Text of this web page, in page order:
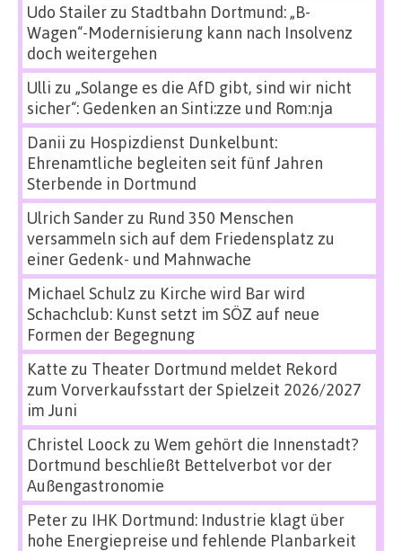
Udo Stailerzu Stadtbahn Dortmund: „B-
Wagen“-Modernisierung kann nach Insolvenz
doch weitergehen
Ulli zu „Solange es die AfD gibt, sind wir nicht
sicher“: Gedenken an Sinti:zze und Rom:nja
Danii zu Hospizdienst Dunkelbunt:
Ehrenamtliche begleiten seit fünf Jahren
Sterbende in Dortmund
Ulrich Sanderzu Rund 350 Menschen
versammeln sich auf dem Friedensplatz zu
einer Gedenk- und Mahnwache
Michael Schulz zu Kirche wird Bar wird
Schachclub: Kunst setzt im SÖZ auf neue
Formen der Begegnung
Katte zu Theater Dortmund meldet Rekord
zum Vorverkaufsstart der Spielzeit 2026/2027
im Juni
Christel Loock zu Wem gehört die Innenstadt?
Dortmund beschließt Bettelverbot vor der
Außengastronomie
Peterzu IHK Dortmund: Industrie klagt über
hohe Energiepreise und fehlende Planbarkeit